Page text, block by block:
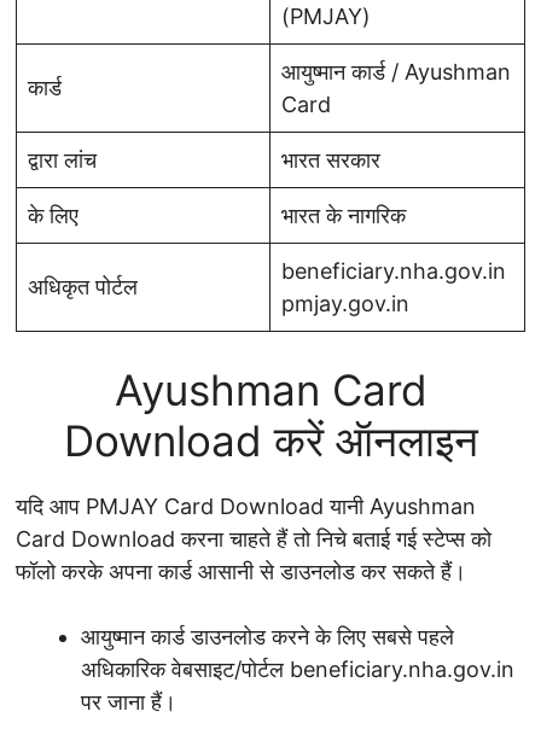
(PMJAY)
कार्ड
आयुष्मान कार्ड / Ayushman
Card
द्वारा लांच भारत सरकार
के लिए भारत के नागरिक
अधिकृत पोर्टल
beneficiary.nha.gov.in
pmjay.gov.in
Ayushman Card
Download करें ऑनलाइन
यदि आप PMJAY Card Download यानी Ayushman
Card Download करना चाहते हैं तो निचे बताई गई स्टेप्स को
फॉलो करके अपना कार्ड आसानी से डाउनलोड कर सकते हैं।
आयुष्मान कार्ड डाउनलोड करने के लिए सबसे पहले
अधिकारिक वेबसाइट/पोर्टल beneficiary.nha.gov.in
पर जाना हैं।